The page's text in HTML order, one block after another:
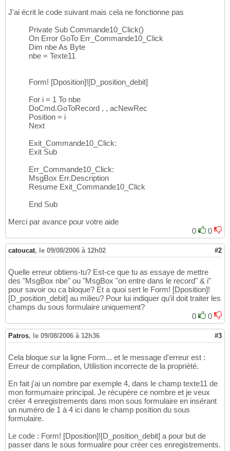
J'ai écrit le code suivant mais cela ne fonctionne pas
Private Sub Commande10_Click()
On Error GoTo Err_Commande10_Click
Dim nbe As Byte
nbe = Texte11
Form! [Dposition]![D_position_debit]
For i = 1 To nbe
DoCmd.GoToRecord , , acNewRec
Position = i
Next
Exit_Commande10_Click:
Exit Sub
Err_Commande10_Click:
MsgBox Err.Description
Resume Exit_Commande10_Click
End Sub
Merci par avance pour votre aide
0
0
catoucat, le 09/08/2006 à 12h02 #2
Quelle erreur obtiens-tu? Est-ce que tu as essaye de mettre
des "MsgBox nbe" ou "MsgBox "on entre dans le record" & i"
pour savoir ou ca bloque? Et a quoi sert le Form! [Dposition]!
[D_position_debit] au milieu? Pour lui indiquer qu'il doit traiter les
champs du sous formulaire uniquement?
0
0
Patros, le 09/08/2006 à 12h36 #3
Cela bloque sur la ligne Form... et le message d'erreur est :
Erreur de compilation, Utilistion incorrecte de la propriété.
En fait j'ai un nombre par exemple 4, dans le champ texte11 de
mon formumaire principal. Je récupère ce nombre et je veux
créer 4 enregistrements dans mon sous formulaire en insérant
un numéro de 1 à 4 ici dans le champ position du sous
formulaire.
Le code : Form! [Dposition]![D_position_debit] a pour but de
passer dans le sous formualire pour créer ces enregistrements.